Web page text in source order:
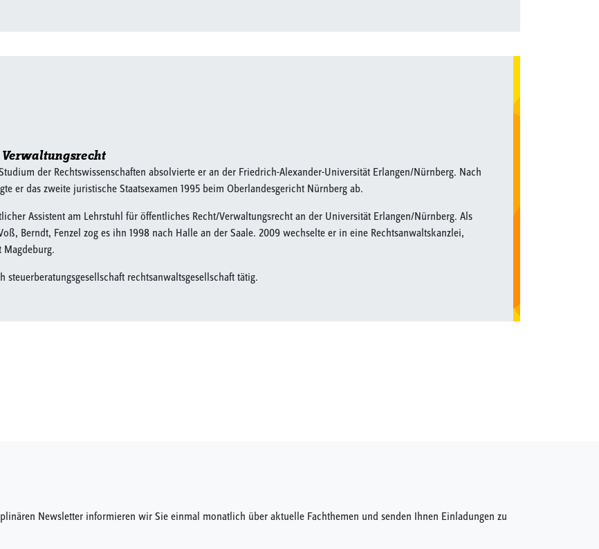
der Rechtswissenschaften absolvierte er an der Friedrich-Alexander-Universität Erlangen/Nürnberg. Nach
er das zweite juristische Staatsexamen 1995 beim Oberlandesgericht Nürnberg ab.
Assistent am Lehrstuhl für öffentliches Recht/Verwaltungsrecht an der Universität Erlangen/Nürnberg. Als
Berndt, Fenzel zog es ihn 1998 nach Halle an der Saale. 2009 wechselte er in eine Rechtsanwaltskanzlei,
steuerberatungsgesellschaft rechtsanwaltsgesellschaft tätig.
Newsletter informieren wir Sie einmal monatlich über aktuelle Fachthemen und senden Ihnen Einladungen zu